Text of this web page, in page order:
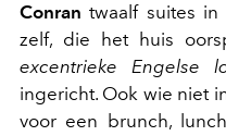
Conran twaalf suites
zelf, die het huis
excentrieke
ingericht. Ook wie niet
voor een brunch,